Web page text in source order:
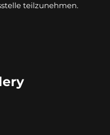
teilzunehmen.